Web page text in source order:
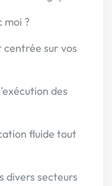
moi ?
sur vos
des
fluide tout
divers secteurs